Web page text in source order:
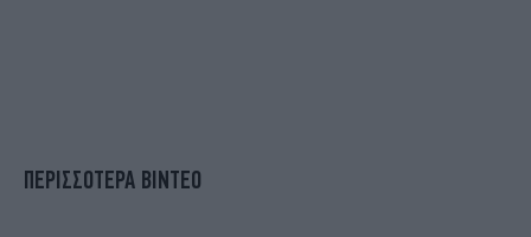
ΠΕΡΙΣΣΟΤΕΡΑ ΒΙΝΤΕΟ